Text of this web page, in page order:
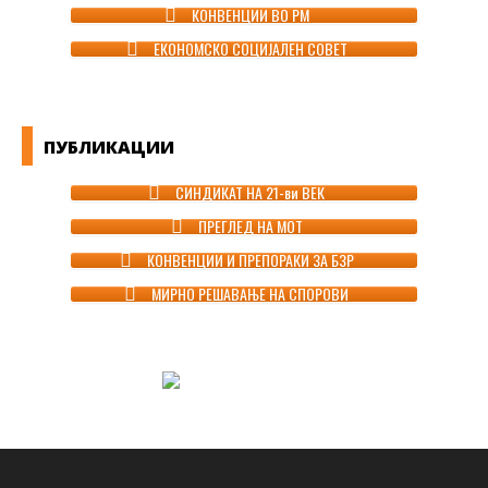
КОНВЕНЦИИ ВО РМ
ЕКОНОМСКО СОЦИЈАЛЕН СОВЕТ
ПУБЛИКАЦИИ
СИНДИКАТ НА 21-ви ВЕК
ПРЕГЛЕД НА МОТ
КОНВЕНЦИИ И ПРЕПОРАКИ ЗА БЗР
МИРНО РЕШАВАЊЕ НА СПОРОВИ